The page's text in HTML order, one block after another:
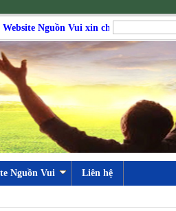
Nguồn Vui xin chào tất cả các bạn!
Nguồn Vui Liên hệ